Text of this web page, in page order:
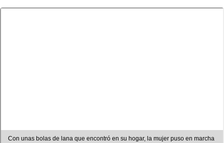
Con unas bolas de lana que encontró en su hogar, la mujer puso en marcha